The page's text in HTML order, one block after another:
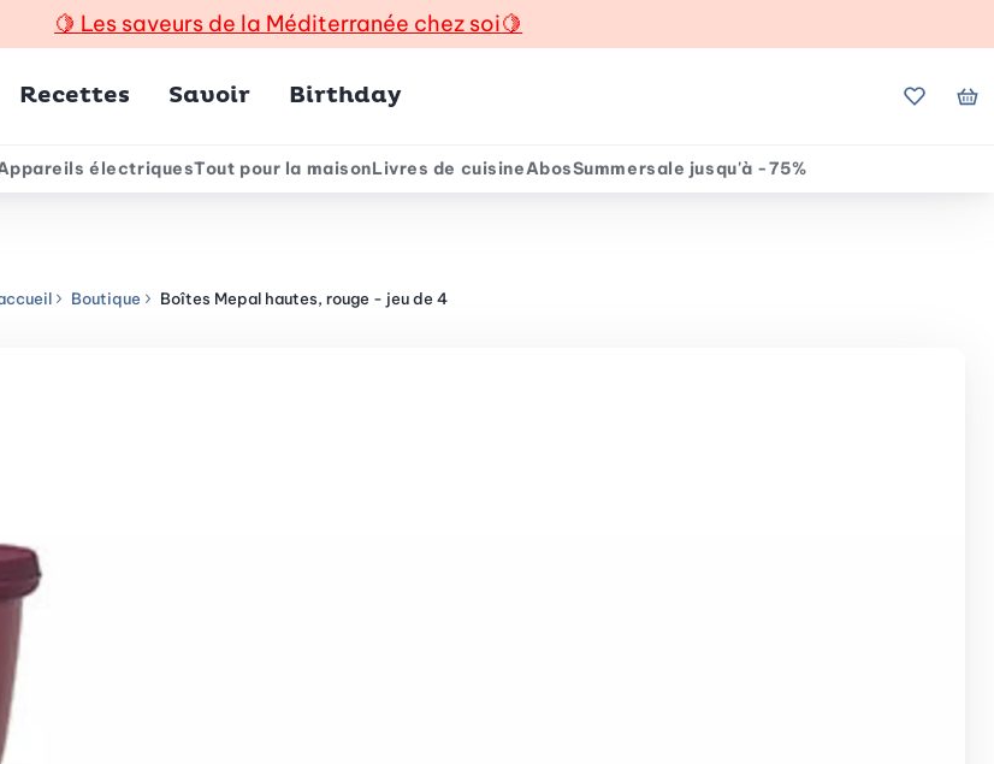
🍋 Les saveurs de la Méditerranée chez soi🍋
Recettes Savoir Birthday Mes
électriquesTout pour la maisonLivres de cuisineAbosSummersale jusqu'à -75%
Boutique Boîtes Mepal hautes, rouge - jeu de 4